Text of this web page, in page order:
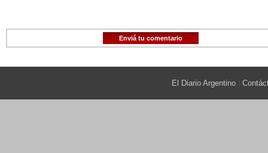
Enviá tu comentario
El Diario Argentino